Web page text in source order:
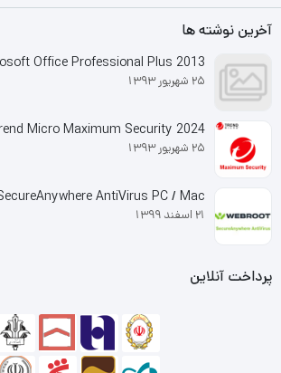
فقط مرتبا به روز رسانی شود، بدین
ترتیب خرید لایسنس نسخه های
مناسب و معقولی خواهد بود.
آخرین نوشته ها
Office Professional Plus 2013
25 شهریور 1393
Micro Maximum Security 2024
25 شهریور 1393
AntiVirus PC / Mac
21 اسفند 1399
پرداخت آنلاین